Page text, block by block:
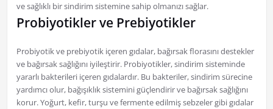
ve sağlıklı bir sindirim sistemine sahip olmanızı sağlar.
Probiyotikler ve Prebiyotikler
Probiyotik ve prebiyotik içeren gıdalar, bağırsak florasını destekler
ve bağırsak sağlığını iyileştirir. Probiyotikler, sindirim sisteminde
yararlı bakterileri içeren gıdalardır. Bu bakteriler, sindirim sürecine
yardımcı olur, bağışıklık sistemini güçlendirir ve bağırsak sağlığını
korur. Yoğurt, kefir, turşu ve fermente edilmiş sebzeler gibi gıdalar